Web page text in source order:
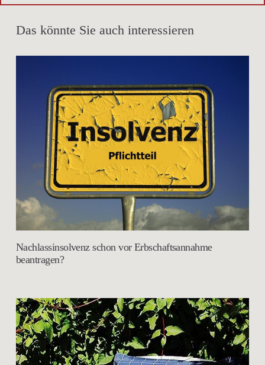
Das könnte Sie auch interessieren
Nachlassinsolvenz schon vor Erbschaftsannahme
beantragen?